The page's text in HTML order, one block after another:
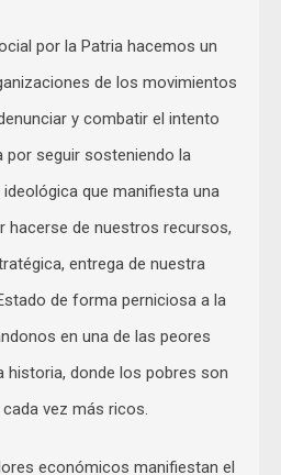
por la Patria hacemos un
de los movimientos
y combatir el intento
por seguir sosteniendo la
que manifiesta una
hacerse de nuestros recursos,
entrega de nuestra
de forma perniciosa a la
en una de las peores
historia, donde los pobres son
vez más ricos.
económicos manifiestan el